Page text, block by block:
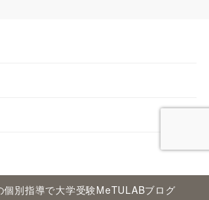
別指導で大学受験MeTULABブログ